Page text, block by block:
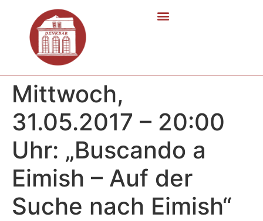
Mittwoch,
31.05.2017 – 20:00
Uhr: „Buscando a
Eimish – Auf der
Suche nach Eimish“